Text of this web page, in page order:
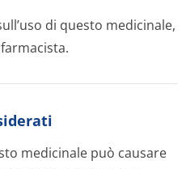
di questo medicinale,
medicinale può causare